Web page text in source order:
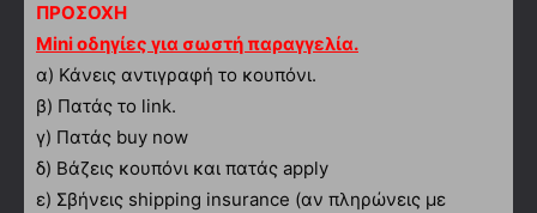
ΠΡΟΣΟΧΗ
Mini οδηγίες για σωστή παραγγελία.
α) Κάνεις αντιγραφή το κουπόνι.
β) Πατάς το link.
γ) Πατάς buy now
δ) Βάζεις κουπόνι και πατάς apply
ε) Σβήνεις shipping insurance (αν πληρώνεις με